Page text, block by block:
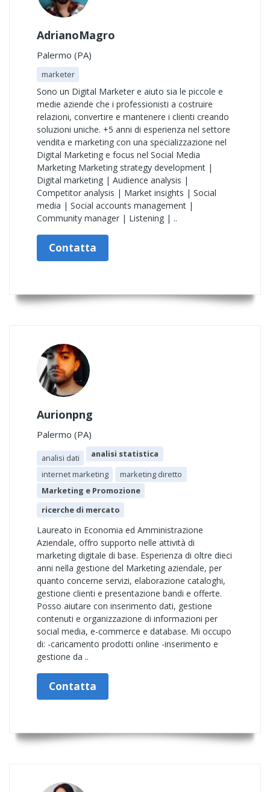
AdrianoMagro
Palermo (PA)
marketer
Sono un Digital Marketer e aiuto sia le piccole e
medie aziende che i professionisti a costruire
relazioni, convertire e mantenere i clienti creando
soluzioni uniche. +5 anni di esperienza nel settore
vendita e marketing con una specializzazione nel
Digital Marketing e focus nel Social Media
Marketing Marketing strategy development |
Digital marketing | Audience analysis |
Competitor analysis | Market insights | Social
media | Social accounts management |
Community manager | Listening | ..
Contatta
Aurionpng
Palermo (PA)
analisi dati
analisi statistica
internet marketing
marketing diretto
Marketing e Promozione
ricerche di mercato
Laureato in Economia ed Amministrazione
Aziendale, offro supporto nelle attività di
marketing digitale di base. Esperienza di oltre dieci
anni nella gestione del Marketing aziendale, per
quanto concerne servizi, elaborazione cataloghi,
gestione clienti e presentazione bandi e offerte.
Posso aiutare con inserimento dati, gestione
contenuti e organizzazione di informazioni per
social media, e-commerce e database. Mi occupo
di: -caricamento prodotti online -inserimento e
gestione da ..
Contatta